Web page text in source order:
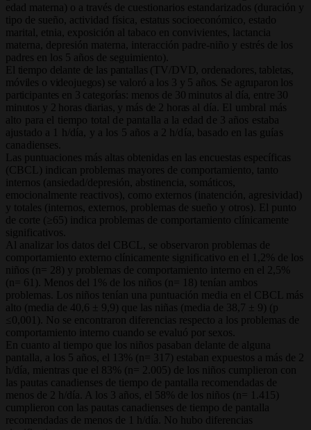
edad materna) o a través de cuestionarios estandarizados (duración y
tipo de sueño, actividad física, estatus socioeconómico, estado
marital, etnia, exposición al tabaco en convivientes, lactancia
materna, depresión materna, interacción padre-niño y estrés de los
padres en los 5 años de seguimiento).
El tiempo delante de las pantallas (TV/DVD, ordenadores, tabletas,
móviles o videojuegos) se valoró a los 3 y 5 años. Se agruparon los
participantes en 3 categorías: menos de 30 minutos al día, entre 30
minutos y 2 horas diarias, y más de 2 horas al día. El umbral más
alto para el tiempo total de pantalla a la edad de 3 años estaba
ajustado a 1 h/día, y a los 5 años a 2 h/día, basado en las guías
canadienses.
Las puntuaciones más altas obtenidas en las encuestas específicas
(CBCL) indican problemas mayores de comportamiento, tanto
internos (ansiedad/depresión, abstinencia, somáticos,
emocionalmente reactivos), como externos (inatención, agresividad)
y totales (internos, externos, problemas de sueño y otros). El punto
de corte (≥65) indica problemas de comportamiento clínicamente
significativos.
Al analizar los datos del CBCL, se observaron problemas de
comportamiento externo clínicamente significativo en el 1,2% de los
niños (n= 28) y problemas de comportamiento interno en el 2,5%
(n= 61). Menos del 1% de los niños (n= 18) tenían ambos
problemas. Los niños tenían una puntuación media en el CBCL más
alto (media de 40,6 ± 9,9) que las niñas (media de 38,7 ± 9) (p
≤0,001). No se encontraron diferencias respecto a los problemas de
comportamiento interno cuando se evaluó por sexos.
En cuanto al tiempo que los niños pasaban delante de alguna
pantalla, a los 5 años, el 13% (n= 317) estaban expuestos a más de 2
h/día, mientras que el 83% (n= 2.005) de los niños cumplieron con
las pautas canadienses de tiempo de pantalla recomendadas de
menos de 2 h/día. A los 3 años, el 58% de los niños (n= 1.415)
cumplieron con las pautas canadienses de tiempo de pantalla
recomendadas de menos de 1 h/día. No hubo diferencias